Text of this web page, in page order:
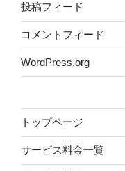
投稿フィード
コメントフィード
WordPress.org
トップページ
サービス料金一覧